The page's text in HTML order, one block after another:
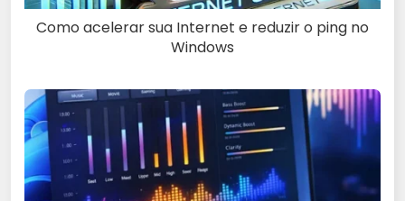
Como acelerar sua Internet e reduzir o ping no
Windows